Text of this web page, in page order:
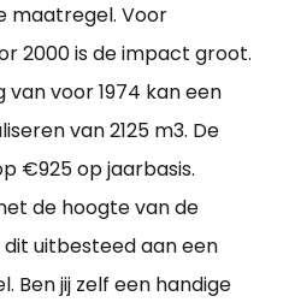
maatregel. Voor
2000 is de impact groot.
van voor 1974 kan een
van 2125 m3. De
€925 op jaarbasis.
de hoogte van de
uitbesteed aan een
Ben jij zelf een handige